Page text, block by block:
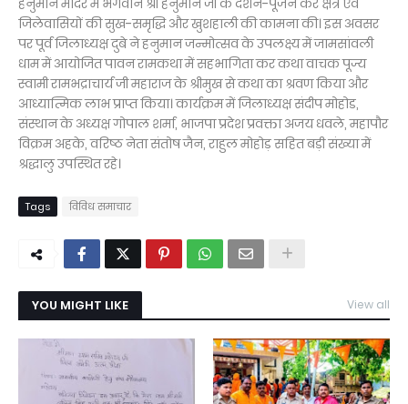
जिलेवासियों की सुख-समृद्धि और खुशहाली की कामना की। इस अवसर
पर पूर्व जिलाध्यक्ष दुबे ने हनुमान जन्मोत्सव के उपलक्ष्य में जामसांवली
धाम में आयोजित पावन रामकथा में सहभागिता कर कथा वाचक पूज्य
स्वामी रामभद्राचार्य जी महाराज के श्रीमुख से कथा का श्रवण किया और
आध्यात्मिक लाभ प्राप्त किया। कार्यक्रम में जिलाध्यक्ष संदीप मोहोड,
संस्थान के अध्यक्ष गोपाल शर्मा, भाजपा प्रदेश प्रवक्ता अजय धवले, महापौर
विक्रम अहके, वरिष्ठ नेता संतोष जैन, राहुल मोहोड़ सहित बड़ी संख्या में
श्रद्धालु उपस्थित रहे।
Tags विविध समाचार
YOU MIGHT LIKE View all